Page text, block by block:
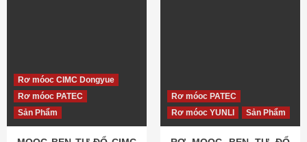
Rơ móoc CIMC Dongyue
Rơ móoc PATEC
Sản Phẩm
Rơ móoc PATEC
Rơ móoc YUNLI
Sản Phẩm